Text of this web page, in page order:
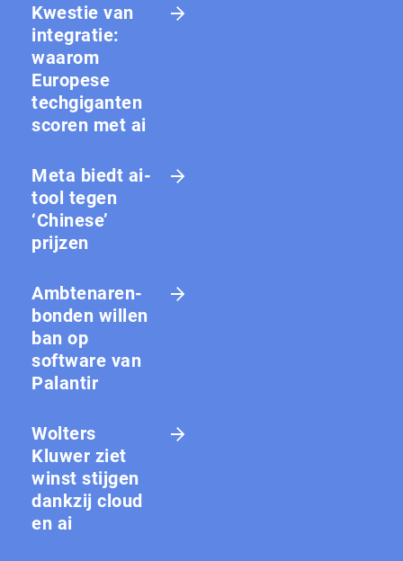
Kwestie van
integratie:
waarom
Europese
techgiganten
scoren met ai
Meta biedt ai-
tool tegen
‘Chinese’
prijzen
Amb­te­na­ren­
bon­den willen
ban op
software van
Palantir
Wolters
Kluwer ziet
winst stijgen
dankzij cloud
en ai